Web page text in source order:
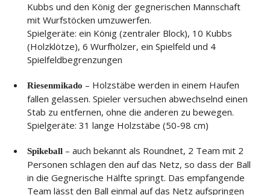
Kubbs und den König der gegnerischen Mannschaft
mit Wurfstöcken umzuwerfen.
Spielgeräte: ein König (zentraler Block), 10 Kubbs
(Holzklötze), 6 Wurfhölzer, ein Spielfeld und 4
Spielfeldbegrenzungen
Riesenmikado – Holzstäbe werden in einem Haufen
fallen gelassen. Spieler versuchen abwechselnd einen
Stab zu entfernen, ohne die anderen zu bewegen.
Spielgeräte: 31 lange Holzstäbe (50-98 cm)
Spikeball – auch bekannt als Roundnet, 2 Team mit 2
Personen schlagen den auf das Netz, so dass der Ball
in die Gegnerische Hälfte springt. Das empfangende
Team lässt den Ball einmal auf das Netz aufspringen